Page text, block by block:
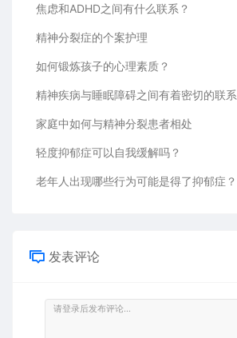
焦虑和ADHD之间有什么联系？
精神分裂症的个案护理
如何锻炼孩子的心理素质？
精神疾病与睡眠障碍之间有着密切的联系
家庭中如何与精神分裂患者相处
轻度抑郁症可以自我缓解吗？
老年人出现哪些行为可能是得了抑郁症？
发表评论